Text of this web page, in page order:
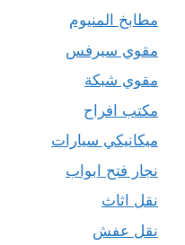
مطابخ المنيوم
مقوي سيرفس
مقوي شبكة
مكتب افراح
ميكانيكي سيارات
نجار فتح ابواب
نقل اثاث
نقل عفش